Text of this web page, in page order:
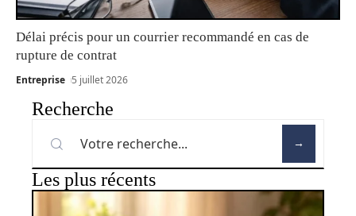
Délai précis pour un courrier recommandé en cas de
rupture de contrat
Entreprise 5 juillet 2026
Recherche
Les plus récents